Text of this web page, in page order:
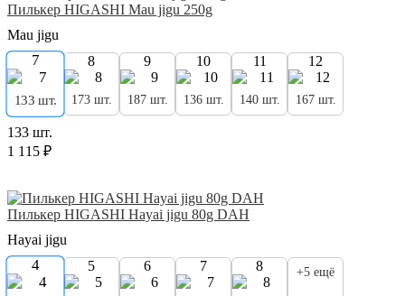
Пилькер HIGASHI Mau jigu 250g
Mau jigu
7
133 шт.
8
173 шт.
9
187 шт.
10
136 шт.
11
140 шт.
12
167 шт.
133 шт.
1 115 ₽
Пилькер HIGASHI Hayai jigu 80g DAH
Hayai jigu
4 5 6 7 8 +5 ещё